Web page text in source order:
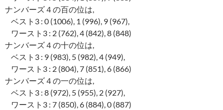
ナンバーズ４の百の位は,
ベスト3 : 0 (1006), 1 (996), 9 (967),
ワースト3 : 2 (762), 4 (842), 8 (848)
ナンバーズ４の十の位は,
ベスト3 : 9 (983), 5 (982), 4 (949),
ワースト3 : 2 (804), 7 (851), 6 (866)
ナンバーズ４の一の位は,
ベスト3 : 8 (972), 5 (955), 2 (927),
ワースト3 : 7 (850), 6 (884), 0 (887)